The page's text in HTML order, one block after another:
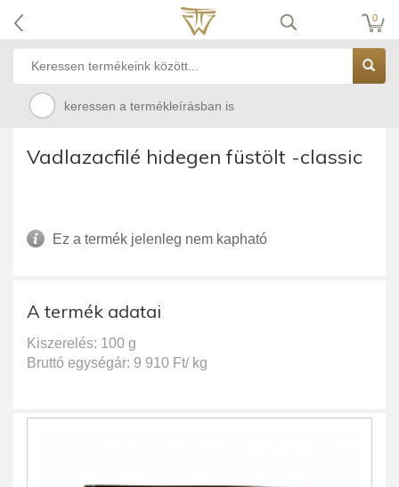
0
keressen a termékleírásban is
Vadlazacfilé hidegen füstölt -classic
Ez a termék jelenleg nem kapható
A termék adatai
Kiszerelés: 100 g
Bruttó egységár: 9 910 Ft/ kg